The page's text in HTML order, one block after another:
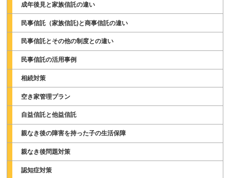
成年後見と家族信託の違い
民事信託（家族信託)と商事信託の違い
民事信託とその他の制度との違い
民事信託の活用事例
相続対策
空き家管理プラン
自益信託と他益信託
親なき後の障害を持った子の生活保障
親なき後問題対策
認知症対策